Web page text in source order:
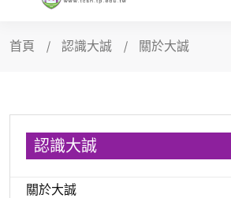
首頁 認識大誠 關於大誠
認識大誠
關於大誠